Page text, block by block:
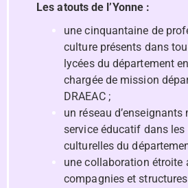
Les atouts de l’Yonne :
une cinquantaine de
culture présents dans
lycées du département
chargée de mission
DRAEAC ;
un réseau
service éducatif dans
culturelles du
une collaboration étroite
compagnies et